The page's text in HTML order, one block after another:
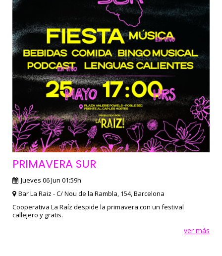
PRIMAVERA SUR
Jueves 06 Jun 01:59h
Bar La Raiz - C/ Nou de la Rambla, 154, Barcelona
Cooperativa La Raíz despide la primavera con un festival
callejero y gratis.
ver más